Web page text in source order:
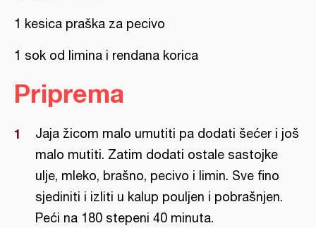
1 kesica praška za pecivo
1 sok od limina i rendana korica
Priprema
Jaja žicom malo umutiti pa dodati šećer i još
malo mutiti. Zatim dodati ostale sastojke
ulje, mleko, brašno, pecivo i limin. Sve fino
sjediniti i izliti u kalup pouljen i pobrašnjen.
Peći na 180 stepeni 40 minuta.